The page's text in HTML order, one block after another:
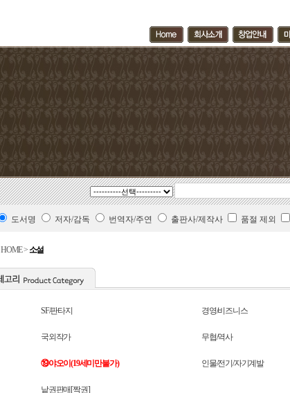
도서명 저자/감독 번역자/주연 출판사/제작사 품절 제외
HOME >소설
SF/판타지 경영/비즈니스
국외작가 무협/역사
⑲야오이(19세미만불가) 인물/전기/자기계발
낱권판매[짝권]